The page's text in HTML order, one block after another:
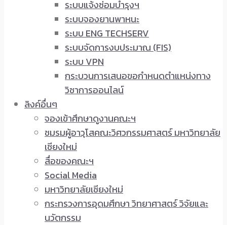
ระบบแจ้งซ่อมบำรุงฯ
ระบบจองยานพาหนะ
ระบบ ENG TECHSERV
ระบบจัดการงบประมาณ (FIS)
ระบบ VPN
กระบวนการเสนอขอกำหนดตำแหน่งทาง
วิชาการออนไลน์
ลิงค์อื่นๆ
จองเข้าศึกษาดูงานคณะฯ
ชมรมผู้อาวุโสคณะวิศวกรรมศาสตร์ มหาวิทยาลัย
เชียงใหม่
สื่อของคณะฯ
Social Media
มหาวิทยาลัยเชียงใหม่
กระทรวงการอุดมศึกษา วิทยาศาสตร์ วิจัยและ
นวัตกรรม